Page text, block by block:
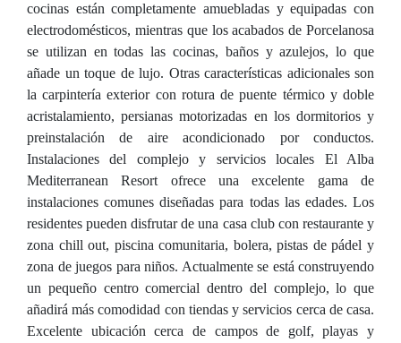
cocinas están completamente amuebladas y equipadas con
electrodomésticos, mientras que los acabados de Porcelanosa
se utilizan en todas las cocinas, baños y azulejos, lo que
añade un toque de lujo. Otras características adicionales son
la carpintería exterior con rotura de puente térmico y doble
acristalamiento, persianas motorizadas en los dormitorios y
preinstalación de aire acondicionado por conductos.
Instalaciones del complejo y servicios locales El Alba
Mediterranean Resort ofrece una excelente gama de
instalaciones comunes diseñadas para todas las edades. Los
residentes pueden disfrutar de una casa club con restaurante y
zona chill out, piscina comunitaria, bolera, pistas de pádel y
zona de juegos para niños. Actualmente se está construyendo
un pequeño centro comercial dentro del complejo, lo que
añadirá más comodidad con tiendas y servicios cerca de casa.
Excelente ubicación cerca de campos de golf, playas y